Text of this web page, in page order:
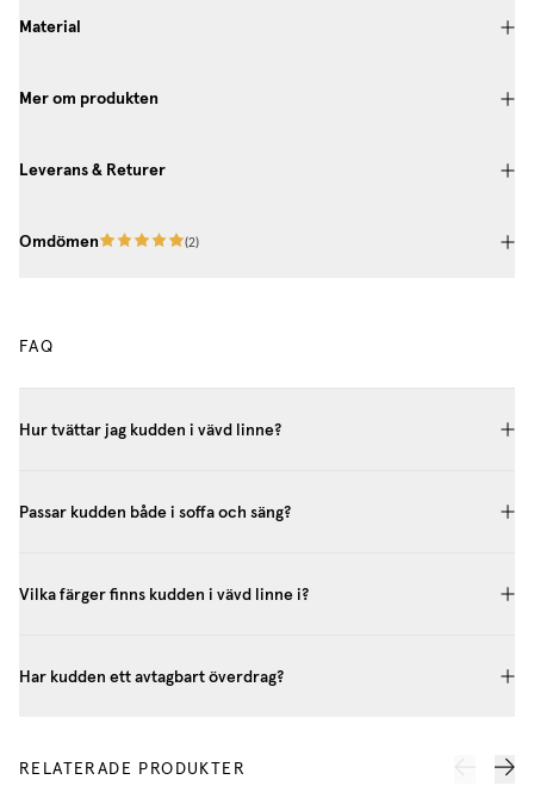
Material
Mer om produkten
Leverans & Returer
Omdömen (2)
FAQ
Hur tvättar jag kudden i vävd linne?
Passar kudden både i soffa och säng?
Vilka färger finns kudden i vävd linne i?
Har kudden ett avtagbart överdrag?
RELATERADE PRODUKTER